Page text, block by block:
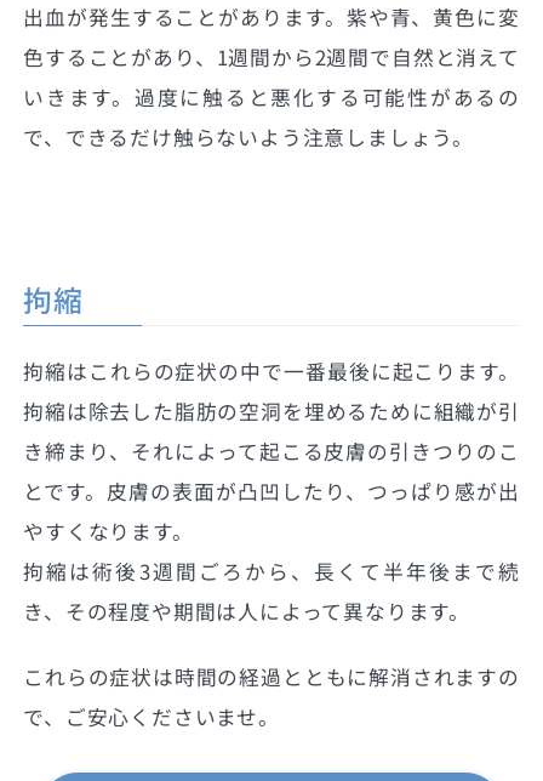
出血が発生することがあります。紫や青、黄色に変
色することがあり、1週間から2週間で自然と消えて
いきます。過度に触ると悪化する可能性があるの
で、できるだけ触らないよう注意しましょう。
拘縮
拘縮はこれらの症状の中で一番最後に起こります。
拘縮は除去した脂肪の空洞を埋めるために組織が引
き締まり、それによって起こる皮膚の引きつりのこ
とです。皮膚の表面が凸凹したり、つっぱり感が出
やすくなります。
拘縮は術後3週間ごろから、長くて半年後まで続
き、その程度や期間は人によって異なります。
これらの症状は時間の経過とともに解消されますの
で、ご安心くださいませ。